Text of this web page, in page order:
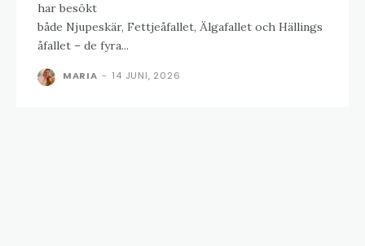
har besökt
både Njupeskär, Fettjeåfallet, Älgafallet och Hällings
åfallet – de fyra...
MARIA - 14 JUNI, 2026